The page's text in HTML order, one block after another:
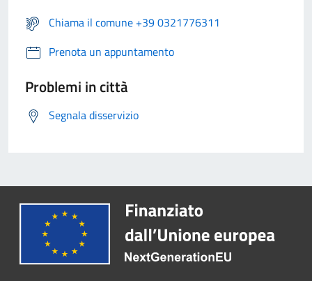
Chiama il comune +39 0321776311
Prenota un appuntamento
Problemi in città
Segnala disservizio